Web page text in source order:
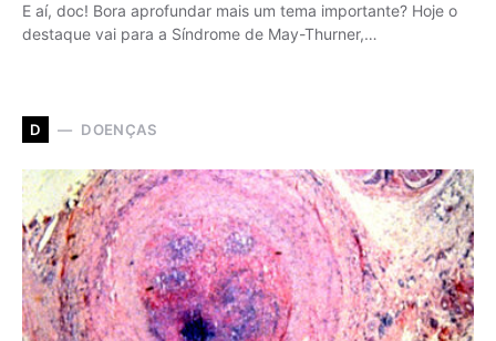
E aí, doc! Bora aprofundar mais um tema importante? Hoje o
destaque vai para a Síndrome de May-Thurner,…
D DOENÇAS